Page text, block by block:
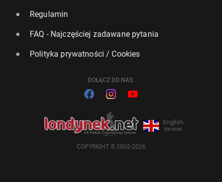
Regulamin
FAQ - Najczęściej zadawane pytania
Polityka prywatności / Cookies
DOŁĄCZ DO NAS:
English
Version
COPYRIGHT © 2002-2026